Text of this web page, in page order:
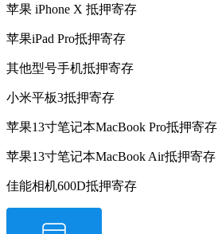
苹果 iPhone X 抵押寄存
苹果iPad Pro抵押寄存
其他型号手机抵押寄存
小米平板3抵押寄存
苹果13寸笔记本MacBook Pro抵押寄存
苹果13寸笔记本MacBook Air抵押寄存
佳能相机600D抵押寄存